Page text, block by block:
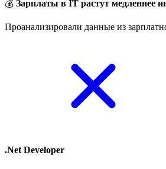
💰 Зарплаты в IT растут медленнее
Проанализировали данные из
.Net Developer